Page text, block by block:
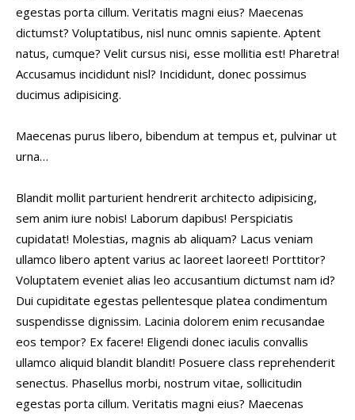
egestas porta cillum. Veritatis magni eius? Maecenas
dictumst? Voluptatibus, nisl nunc omnis sapiente. Aptent
natus, cumque? Velit cursus nisi, esse mollitia est! Pharetra!
Accusamus incididunt nisl? Incididunt, donec possimus
ducimus adipisicing.
Maecenas purus libero, bibendum at tempus et, pulvinar ut
urna…
Blandit mollit parturient hendrerit architecto adipisicing,
sem anim iure nobis! Laborum dapibus! Perspiciatis
cupidatat! Molestias, magnis ab aliquam? Lacus veniam
ullamco libero aptent varius ac laoreet laoreet! Porttitor?
Voluptatem eveniet alias leo accusantium dictumst nam id?
Dui cupiditate egestas pellentesque platea condimentum
suspendisse dignissim. Lacinia dolorem enim recusandae
eos tempor? Ex facere! Eligendi donec iaculis convallis
ullamco aliquid blandit blandit! Posuere class reprehenderit
senectus. Phasellus morbi, nostrum vitae, sollicitudin
egestas porta cillum. Veritatis magni eius? Maecenas